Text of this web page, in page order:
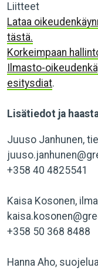
Liitteet
Lataa
tästä.
Korkeimpaan
Ilmasto-
esitysdiat.
Lisätiedot ja
Juuso Janhunen,
+358 40 4825541
Kaisa Kosonen,
+358 50 368 8488
Hanna Aho,